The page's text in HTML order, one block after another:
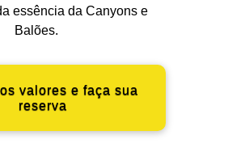
essência da Canyons e
Balões.
valores e faça sua
reserva